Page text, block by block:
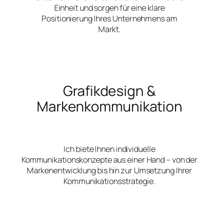
Einheit und sorgen für eine klare
Positionierung Ihres Unternehmens am
Markt.
Grafikdesign &
Markenkommunikation
Ich biete Ihnen individuelle
Kommunikationskonzepte aus einer Hand – von der
Markenentwicklung bis hin zur Umsetzung Ihrer
Kommunikationsstrategie.